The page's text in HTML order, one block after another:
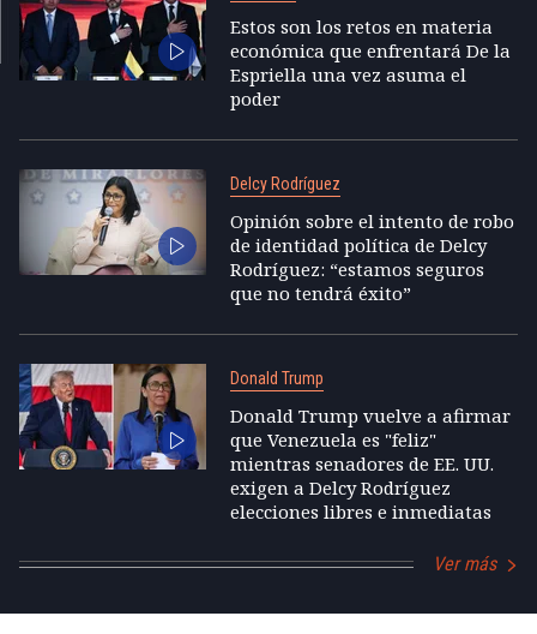
Estos son los retos en materia
económica que enfrentará De la
Espriella una vez asuma el
poder
Delcy Rodríguez
Opinión sobre el intento de robo
de identidad política de Delcy
Rodríguez: “estamos seguros
que no tendrá éxito”
Donald Trump
Donald Trump vuelve a afirmar
que Venezuela es "feliz"
mientras senadores de EE. UU.
exigen a Delcy Rodríguez
elecciones libres e inmediatas
Ver más